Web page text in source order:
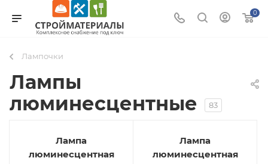
0
Лампочки
Лампы
люминесцентные
83
Лампа
люминесцентная
Лампа
люминесцентная